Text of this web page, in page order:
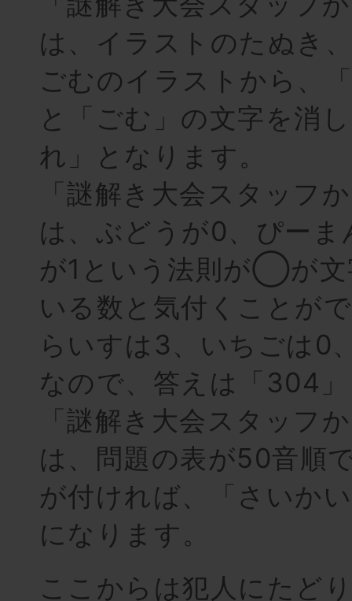
は、イラストのたぬき
ごむのイラストから、
と「ごむ」の文字を消
れ」となります。
「謎解き大会スタッフ
は、ぶどうが0、ぴー
が1という法則が◯が文
いる数と気付くことが
らいすは3、いちごは0
なので、答えは「304
「謎解き大会スタッフ
は、問題の表が50音順
が付ければ、「さいか
になります。
ここからは犯人にたど